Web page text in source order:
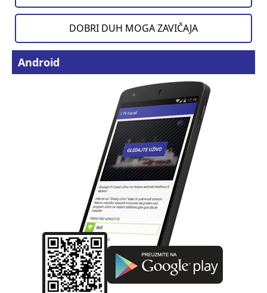
DOBRI DUH MOGA ZAVIČAJA
Android